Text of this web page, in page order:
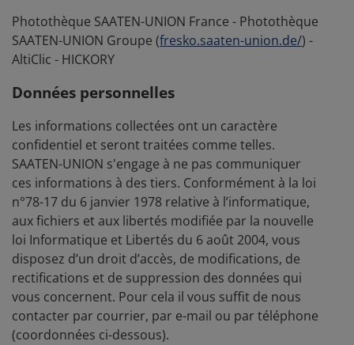
Photothèque SAATEN-UNION France - Photothèque
SAATEN-UNION Groupe (fresko.saaten-union.de/) -
AltiClic - HICKORY
Données personnelles
Les informations collectées ont un caractère
confidentiel et seront traitées comme telles.
SAATEN-UNION s'engage à ne pas communiquer
ces informations à des tiers. Conformément à la loi
n°78-17 du 6 janvier 1978 relative à l’informatique,
aux fichiers et aux libertés modifiée par la nouvelle
loi Informatique et Libertés du 6 août 2004, vous
disposez d’un droit d’accès, de modifications, de
rectifications et de suppression des données qui
vous concernent. Pour cela il vous suffit de nous
contacter par courrier, par e-mail ou par téléphone
(coordonnées ci-dessous).